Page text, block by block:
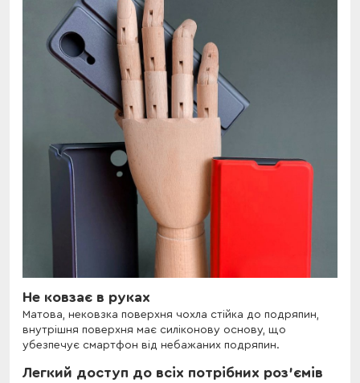
Не ковзає в руках
Матова, нековзка поверхня чохла стійка до подряпин,
внутрішня поверхня має силіконову основу, що
убезпечує смартфон від небажаних подряпин.
Легкий доступ до всіх потрібних роз'ємів